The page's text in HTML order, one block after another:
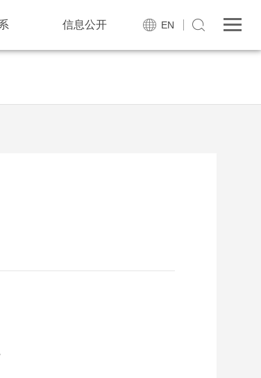
EN
信息公开